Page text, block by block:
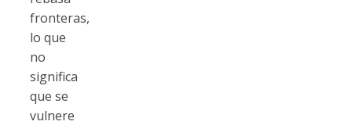
fronteras,
lo que
no
significa
que se
vulnere